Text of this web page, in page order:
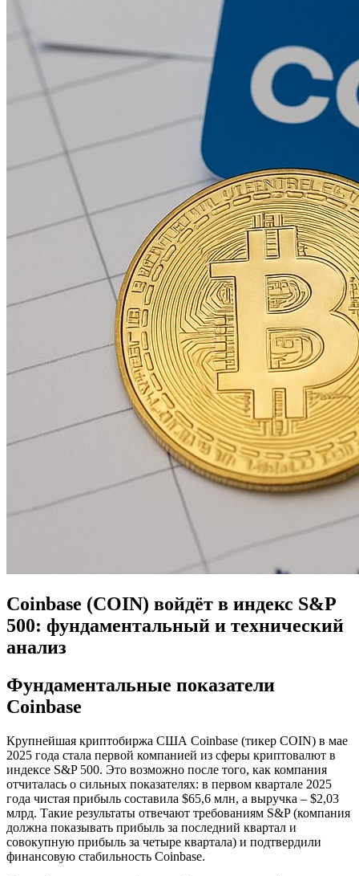
Coinbase (COIN) войдёт в индекс S&P
500: фундаментальный и технический
анализ
Фундаментальные показатели
Coinbase
Крупнейшая криптобиржа США Coinbase (тикер COIN) в мае
2025 года стала первой компанией из сферы криптовалют в
индексе S&P 500. Это возможно после того, как компания
отчиталась о сильных показателях: в первом квартале 2025
года чистая прибыль составила $65,6 млн, а выручка – $2,03
млрд. Такие результаты отвечают требованиям S&P (компания
должна показывать прибыль за последний квартал и
совокупную прибыль за четыре квартала) и подтвердили
финансовую стабильность Coinbase.